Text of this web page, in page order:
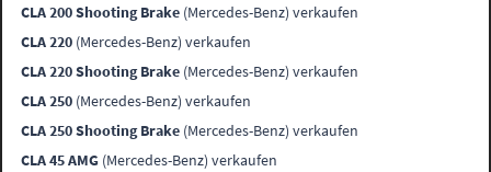
CLA 200 Shooting Brake (Mercedes-Benz) verkaufen
CLA 220 (Mercedes-Benz) verkaufen
CLA 220 Shooting Brake (Mercedes-Benz) verkaufen
CLA 250 (Mercedes-Benz) verkaufen
CLA 250 Shooting Brake (Mercedes-Benz) verkaufen
CLA 45 AMG (Mercedes-Benz) verkaufen